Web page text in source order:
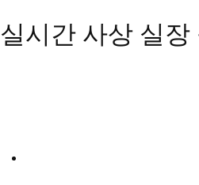
실시간 사상 실장